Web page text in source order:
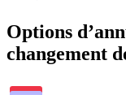
Options
changement